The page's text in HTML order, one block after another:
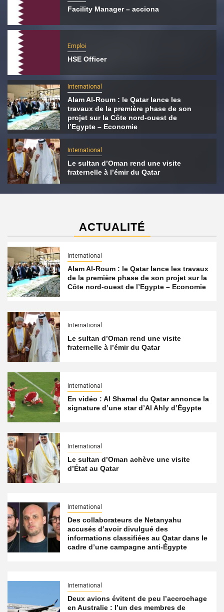
Facility Manager – acciona
Emploi
HSE Officer
International
Alam Al-Roum : le Qatar lance les
travaux de la première phase de son
projet sur la Côte nord-ouest de
l’Egypte – Economie
International
Le sultan d’Oman rend une visite
fraternelle à l’émir du Qatar
ACTUALITÉ
International
Alam Al-Roum : le Qatar lance les travaux
de la première phase de son projet sur la
Côte nord-ouest de l’Egypte – Economie
International
Le sultan d’Oman rend une visite
fraternelle à l’émir du Qatar
International
En vidéo : Al Shamal du Qatar annonce la
signature d’une star d’Al Ahly d’Égypte
International
Le sultan d’Oman achève une visite
d’État au Qatar
International
Des collaborateurs de Netanyahu
accusés d’avoir divulgué des
informations classifiées au Qatar dans le
cadre d’une campagne anti-Égypte
International
Deux avions évitent de peu l’accrochage
en Australie : l’un des membres de